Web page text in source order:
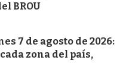
BROU
7 de agosto de 2026:
zona del país,